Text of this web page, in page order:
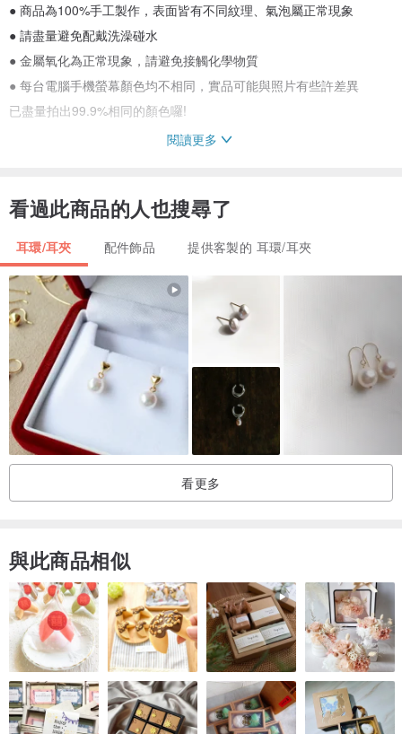
● 商品為100%手工製作，表面皆有不同紋理、氣泡屬正常現象
● 請盡量避免配戴洗澡碰水
● 金屬氧化為正常現象，請避免接觸化學物質
● 每台電腦手機螢幕顏色均不相同，實品可能與照片有些許差異
已盡量拍出99.9%相同的顏色囉!
●郵寄均使用郵局掛號寄出
閱讀更多
看過此商品的人也搜尋了
耳環/耳夾 配件飾品 提供客製的 耳環/耳夾
看更多
與此商品相似